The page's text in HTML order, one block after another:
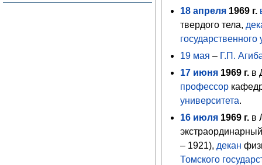
18 апреля 1969 г.
твердого тела,
государственного
19 мая – Г.П.
17 июня 1969 г. в
профессор
университета.
16 июля 1969 г. в
– 1921), декан
Томского